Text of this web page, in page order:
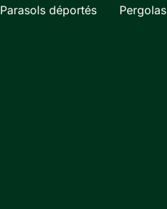
Parasols déportés
Pergolas
Rechercher